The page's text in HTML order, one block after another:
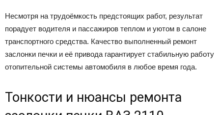
Несмотря на трудоёмкость предстоящих работ, результат
порадует водителя и пассажиров теплом и уютом в салоне
транспортного средства. Качество выполненный ремонт
заслонки печки и её привода гарантирует стабильную работу
отопительной системы автомобиля в любое время года.
Тонкости и нюансы ремонта